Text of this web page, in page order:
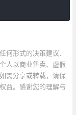
何形式的决策建议、
人以商业售卖、虚假
需分享或转载，请保
益。感谢您的理解与